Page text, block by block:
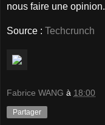
nous faire une opinion.
Source : Techcrunch
Fabrice WANG à 18:00
Partager